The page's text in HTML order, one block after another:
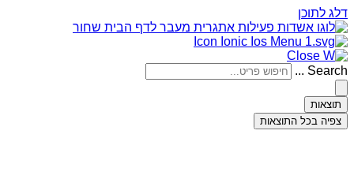
דלג לתוכן
Search ...
תוצאות
צפיה בכל התוצאות